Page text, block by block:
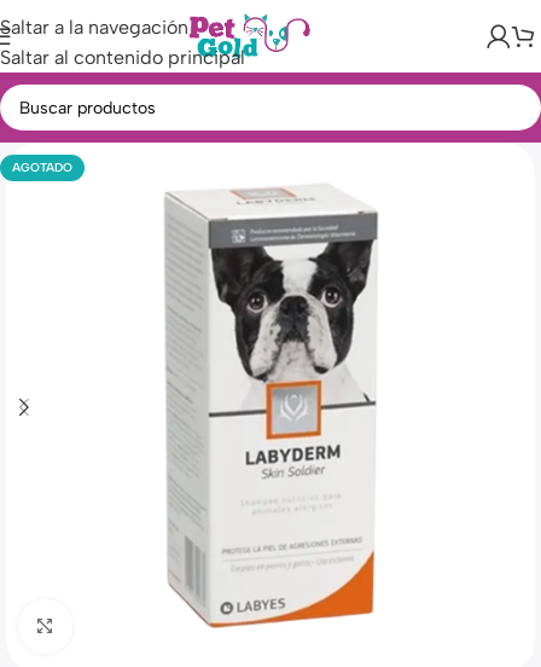
Saltar a la navegación
Saltar al contenido principal
AGOTADO
Haga clic para ampliar